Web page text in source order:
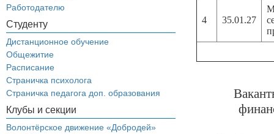
Работодателю
Студенту
Дистанционное обучение
Общежитие
Расписание
Страничка психолога
Страничка педагога доп. образования
Клубы и секции
Волонтёрское движение «Добродей»
4 35.01.27